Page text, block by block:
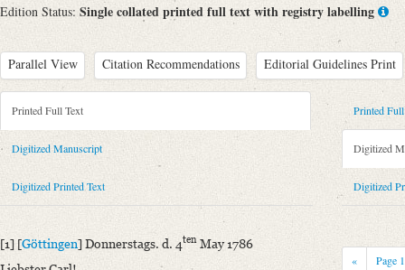
Edition Status: Single collated printed full text with registry labelling
Parallel View Citation Recommendations Editorial Guidelines Print
Metadata Concerning Header
Sender: August Wilhelm von Schlegel
Recipient: Johann Carl Fürchtegott Schlegel
Place of Dispatch: Göttingen
Place of Destination: Hannover
Notations: Absendeort erschlossen.
Printed Full Text
Digitized Manuscript
Digitized Printed Text
[1] [Göttingen] Donnerstags. d. 4ten May 1786
Printed
Digitized
Digitized
« Page 1